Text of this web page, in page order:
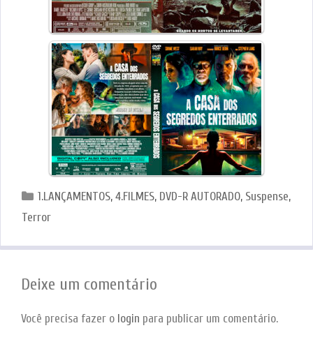
Categorias
1.LANÇAMENTOS,4.FILMES, DVD-R AUTORADO, Suspense,
Terror
Deixe um comentário
Você precisa fazer o login para publicar um comentário.